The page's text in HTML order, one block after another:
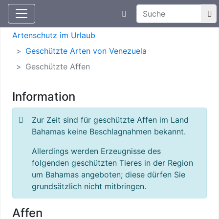
Aktuelle Meldungen
Suchtexteingabe
Artenschutz
Artenschutz im Urlaub
Geschützte Arten von Venezuela
Geschützte Affen
Information
Zur Zeit sind für geschützte Affen im Land
Bahamas keine Beschlagnahmen bekannt.
Allerdings werden Erzeugnisse des
folgenden geschützten Tieres in der Region
um Bahamas angeboten; diese dürfen Sie
grundsätzlich nicht mitbringen.
Affen